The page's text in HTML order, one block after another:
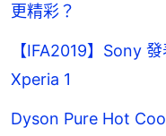
更精彩？
【IFA2019】Sony
Xperia 1
Dyson Pure Hot